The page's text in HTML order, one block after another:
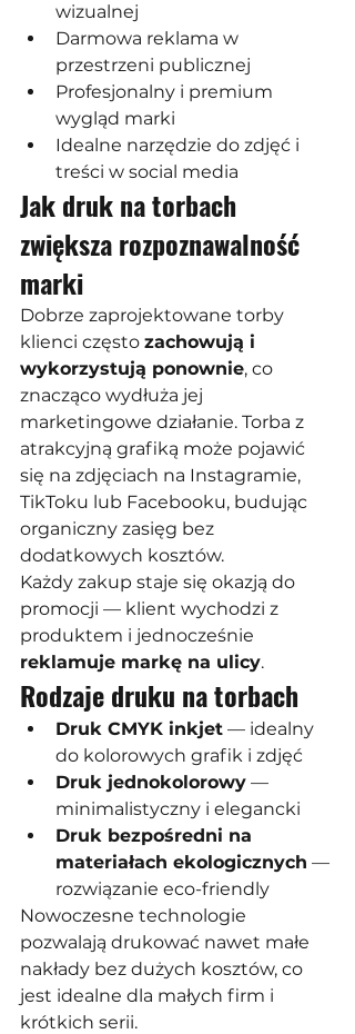
wizualnej
Darmowa reklama w
przestrzeni publicznej
Profesjonalny i premium
wygląd marki
Idealne narzędzie do zdjęć i
treści w social media
Jak druk na torbach
zwiększa rozpoznawalność
marki
Dobrze zaprojektowane torby
klienci często zachowują i
wykorzystują ponownie, co
znacząco wydłuża jej
marketingowe działanie. Torba z
atrakcyjną grafiką może pojawić
się na zdjęciach na Instagramie,
TikToku lub Facebooku, budując
organiczny zasięg bez
dodatkowych kosztów.
Każdy zakup staje się okazją do
promocji — klient wychodzi z
produktem i jednocześnie
reklamuje markę na ulicy.
Rodzaje druku na torbach
Druk CMYK inkjet — idealny
do kolorowych grafik i zdjęć
Druk jednokolorowy —
minimalistyczny i elegancki
Druk bezpośredni na
materiałach ekologicznych —
rozwiązanie eco-friendly
Nowoczesne technologie
pozwalają drukować nawet małe
nakłady bez dużych kosztów, co
jest idealne dla małych firm i
krótkich serii.